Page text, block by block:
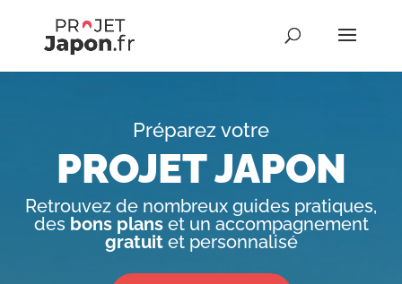
Préparez votre
PROJET JAPON
Retrouvez de nombreux guides pratiques,
des bons planset un accompagnement
gratuitet personnalisé